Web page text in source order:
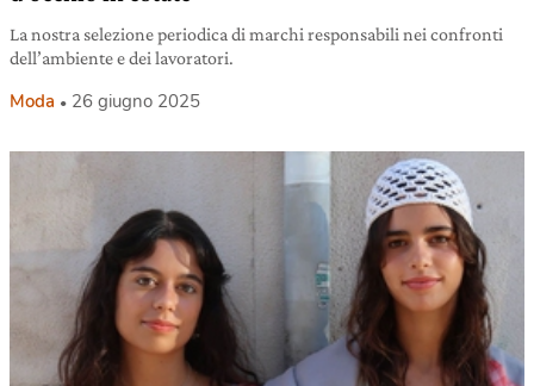
La nostra selezione periodica di marchi responsabili nei confronti
dell’ambiente e dei lavoratori.
Moda 26 giugno 2025